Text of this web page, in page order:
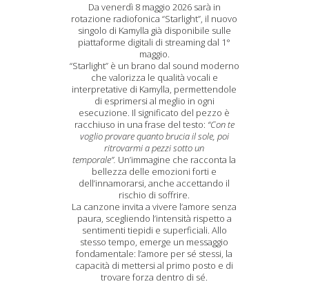
Da venerdì 8 maggio 2026 sarà in
rotazione radiofonica “Starlight”, il nuovo
singolo di Kamylla già disponibile sulle
piattaforme digitali di streaming dal 1°
maggio.
“Starlight” è un brano dal sound moderno
che valorizza le qualità vocali e
interpretative di Kamylla, permettendole
di esprimersi al meglio in ogni
esecuzione. Il significato del pezzo è
racchiuso in una frase del testo: “Con te
voglio provare quanto brucia il sole, poi
ritrovarmi a pezzi sotto un
temporale”. Un’immagine che racconta la
bellezza delle emozioni forti e
dell’innamorarsi, anche accettando il
rischio di soffrire.
La canzone invita a vivere l’amore senza
paura, scegliendo l’intensità rispetto a
sentimenti tiepidi e superficiali. Allo
stesso tempo, emerge un messaggio
fondamentale: l’amore per sé stessi, la
capacità di mettersi al primo posto e di
trovare forza dentro di sé.